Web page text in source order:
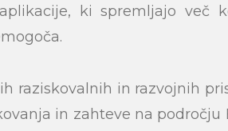
ki spremljajo več
raziskovalnih in razvojnih
in zahteve na področju